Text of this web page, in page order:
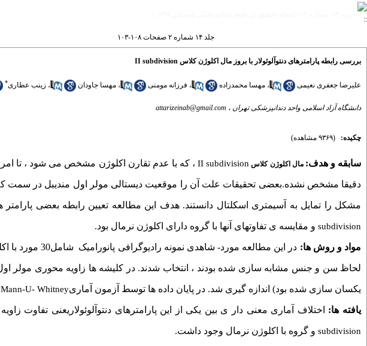
جلد ۱۴ شماره ۲ صفحات ۱۰۸-۱۰۳
بررسی رابطه پارامترهای دنتوآلوئولار با بروز مال اکلوژن کلاس II subdivision
علیرضا جعفری نعیمی ، مهسا محمدزاده ، فرزانه مومنی ، مهسا جاودان ، زینب عطاری*
دانشگاه آزاد اسلامی واحد دندانپزشکی تهران ، attarizeinab@gmail.com
چکیده: (۹۳۶۹ مشاهده)
سابقه و هدف: مال اکلوژن کلاس II subdivision، که با عدم تقارن اکلوژن مشخص می شود ، تا
دقیقا مشخص نشده.بعضی تحقیقات علت آن را موقعیت دیستالی مولر اول مندیبل در سمت
مشکل را تمایل به آسیمتری اسکلتال دانستند. هدف این مطالعه تعیین رابطه بعضی پارامتر
subdivision و مقایسه ی تفاوتهای آنها با گروه دارای اکلوژن نرمال بود.
مواد و روش ها: در این مطالعه مورد- شاهدی نمونه رادیوگرافی پانورامیک شامل30 مورد با اکلوژن نرمال و 30
لحاظ سن و جنس مشابه سازی شده بودند ، انتخاب شدند. در کلیشه ها زاویه محوری مولر
یکسان سازی شده بود) اندازه گیری شد. در پایان داده ها توسط آزمون آماریMann-U- Whitney
یافته ها: اختلاف آماری معنی دار ی بین یکی از این پارامترهای دنتوآلوئولاریعنی تفاوت
subdivision و گروه با اکلوژن نرمال وجود داشت.